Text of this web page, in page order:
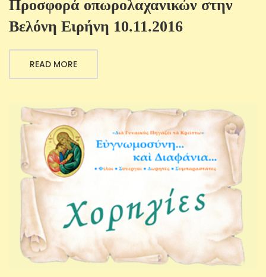
Προσφορά οπωρολαχανικών στην
Βελόνη Ειρήνη 10.11.2016
READ MORE